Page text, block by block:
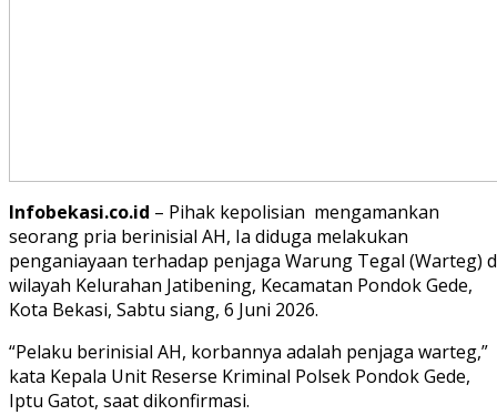
Infobekasi.co.id – Pihak kepolisian mengamankan
seorang pria berinisial AH, Ia diduga melakukan
penganiayaan terhadap penjaga Warung Tegal (Warteg)
wilayah Kelurahan Jatibening, Kecamatan Pondok Gede,
Kota Bekasi, Sabtu siang, 6 Juni 2026.
“Pelaku berinisial AH, korbannya adalah penjaga warteg,”
kata Kepala Unit Reserse Kriminal Polsek Pondok Gede,
Iptu Gatot, saat dikonfirmasi.